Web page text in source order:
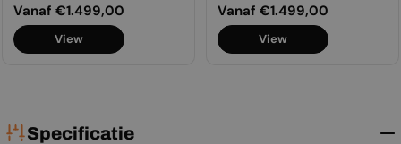
Normale
prijs
Vanaf €1.499,00
View
Normale
prijs
Vanaf €1.499,00
View
Specificatie